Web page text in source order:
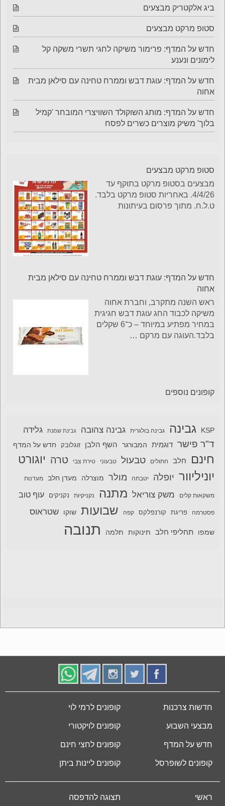
ביג אלקטריק מבצעים
סטופ מרקט מבצעים
חדש על המדף: פרימור משיקה לחגי תשרי משקה קל
לימונים ונענע
חדש על המדף: עוגת דבש וממרח טחינה עם סילאן מבית
אחוה
חדש על המדף: מותג השוקולד השוויצרי המובחר 'קמיל
בלוך' משיק מוצרים כשרים לפסח
סטופ מרקט מבצעים
מבצעים בסטופ מרקט בתוקף עד
4/4/26. באחריות סטופ מרקט בלבד.
ט.ל.ח. מתוך פרסום בעיתונות
חדש על המדף: עוגת דבש וממרח טחינה עם סילאן מבית
אחוה
ראש השנה מתקרב, וחברת אחוה
משיקה לכבוד החג עוגת דבש חגיגית
במחיר מפתיע במיוחד – כ־6 שקלים
בלבד.העוגה עם מרקם …
קופונים נוספים
KSP גבינה גבינה בולגרית גבינה צהובה גבינת שמנת גלידה
ד"ר פישר דוגמית המבורגר השף הלבן זוגלובק חדש על המדף
חינם חלב חתולים טבעול טבעוני טירת צבי טרה יוגורט
יוניליוור יופלה יטבתה מולר מוצרלה מעדן חלב מעדנות
משקאות קלים משק צוריאל מתנה נקניקיות נקניקים עוף טוב
פסטרמה פריגת קורנפלקס קפה שבועות שוקו שטראוס
שמפו תחליפי חלב תינוקות תלמה תנובה
חדשות צרכנות
מבצעי השבוע
חדש על המדף
קופונים לשופרסל
קופונים לרמי לוי
קופונים לויקטורי
קופונים לחצי חינם
קופונים ליינות ביתן
ראשי תצוגה להדפסה